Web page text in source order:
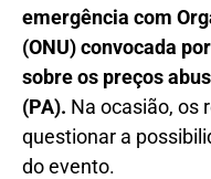
emergência com
(ONU) convocada
sobre os preços
(PA). Na ocasião, os
questionar a
do evento.